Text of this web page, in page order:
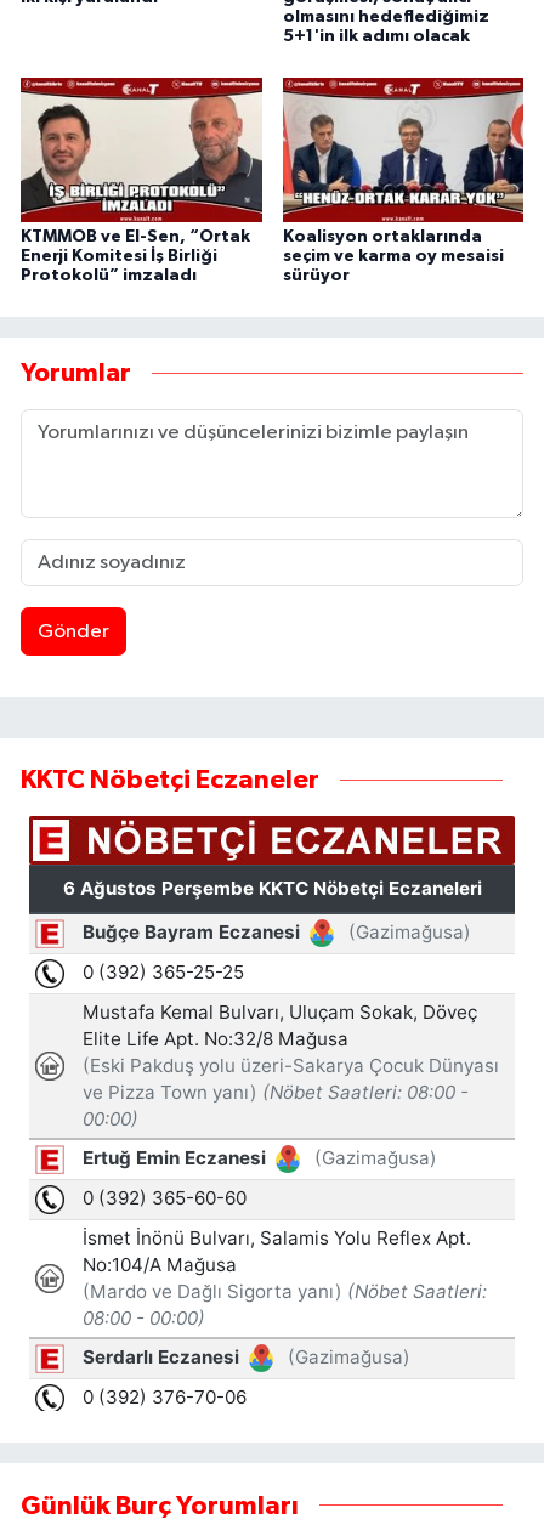
olmasını hedeflediğimiz
5+1'in ilk adımı olacak
KTMMOB ve El-Sen, “Ortak
Enerji Komitesi İş Birliği
Protokolü” imzaladı
Koalisyon ortaklarında
seçim ve karma oy mesaisi
sürüyor
Yorumlar
Gönder
KKTC Nöbetçi Eczaneler
Günlük Burç Yorumları